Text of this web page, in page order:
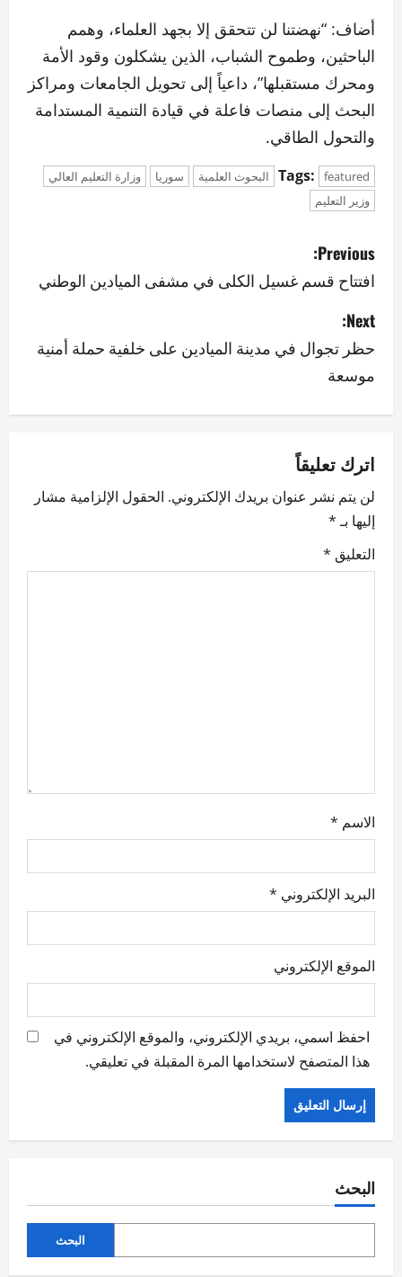
أضاف: “نهضتنا لن تتحقق إلا بجهد العلماء، وهمم
الباحثين، وطموح الشباب، الذين يشكلون وقود الأمة
ومحرك مستقبلها”، داعياً إلى تحويل الجامعات ومراكز
البحث إلى منصات فاعلة في قيادة التنمية المستدامة
والتحول الطاقي.
Tags: featured البحوث العلمية سوريا
وزارة التعليم العالي
وزير التعليم
P
o
s
t
n
v
i
g
a
Previous:
افتتاح قسم غسيل الكلى في مشفى الميادين الوطني
Next:
حظر تجوال في مدينة الميادين على خلفية حملة أمنية
موسعة
اترك تعليقاً
لن يتم نشر عنوان بريدك الإلكتروني. الحقول الإلزامية مشار
إليها بـ*
التعليق *
الاسم *
البريد الإلكتروني *
الموقع الإلكتروني
احفظ اسمي، بريدي الإلكتروني، والموقع الإلكتروني في
هذا المتصفح لاستخدامها المرة المقبلة في تعليقي.
البحث
البحث